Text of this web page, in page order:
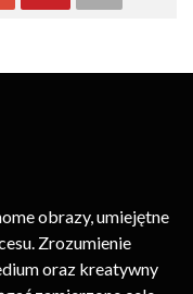
obrazy, umiejętne
Zrozumienie
oraz kreatywny